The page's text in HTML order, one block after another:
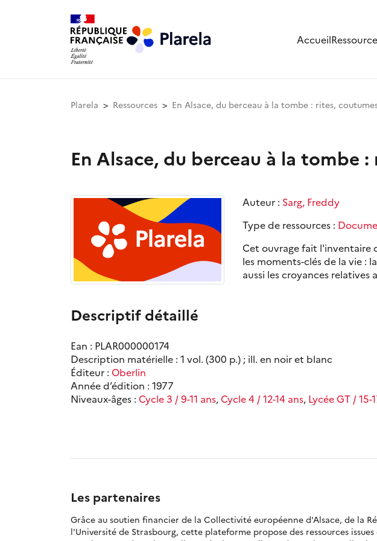
Accueil
Plarela Ressources En Alsace, du berceau à la tombe : rites,
En Alsace, du berceau à la tombe
Auteur : Sarg, Freddy
Type de ressources :
Cet ouvrage fait l'inventaire
les moments-clés de la vie :
aussi les croyances relatives
Descriptif détaillé
Ean : PLAR000000174
Description matérielle : 1 vol. (300 p.) ; ill. en noir et blanc
Éditeur : Oberlin
Année d’édition : 1977
Niveaux-âges : Cycle 3 / 9-11 ans,Cycle 4 / 12-14 ans, Lycée GT / 15-
Les partenaires
Grâce au soutien financier de la Collectivité européenne d'Alsace, de la
l'Université de Strasbourg, cette plateforme propose des ressources